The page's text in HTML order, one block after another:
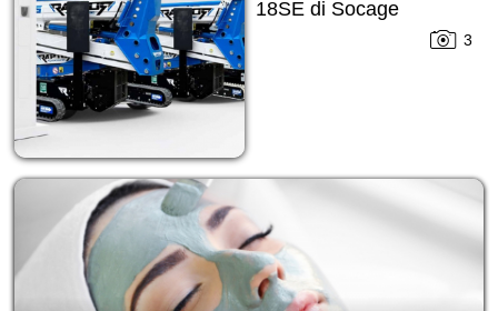
18SE di Socage
3